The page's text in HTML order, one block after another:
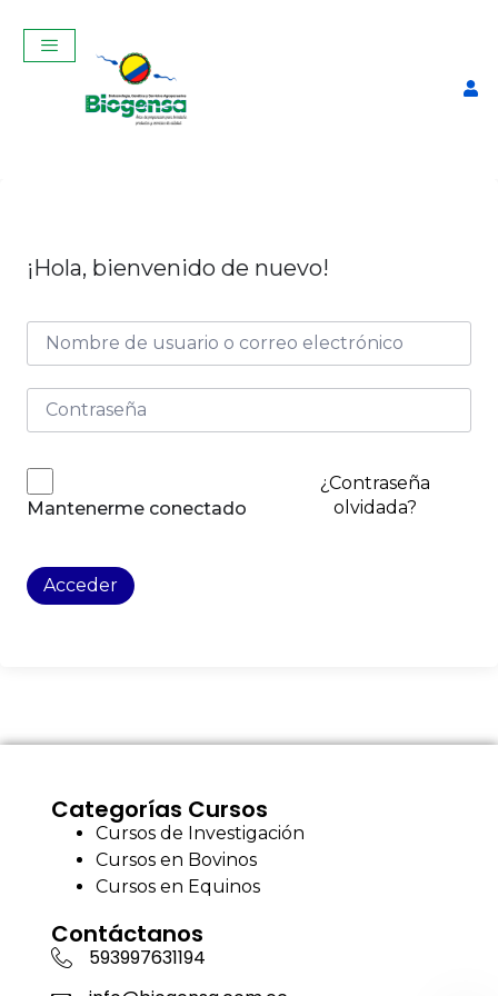
¡Hola, bienvenido de nuevo!
Mantenerme conectado
¿Contraseña
olvidada?
Acceder
Categorías Cursos
Cursos de Investigación
Cursos en Bovinos
Cursos en Equinos
Contáctanos
593997631194
Curso Teórico-Práctico De
Inseminación Artificial En
$320,00 + ADD